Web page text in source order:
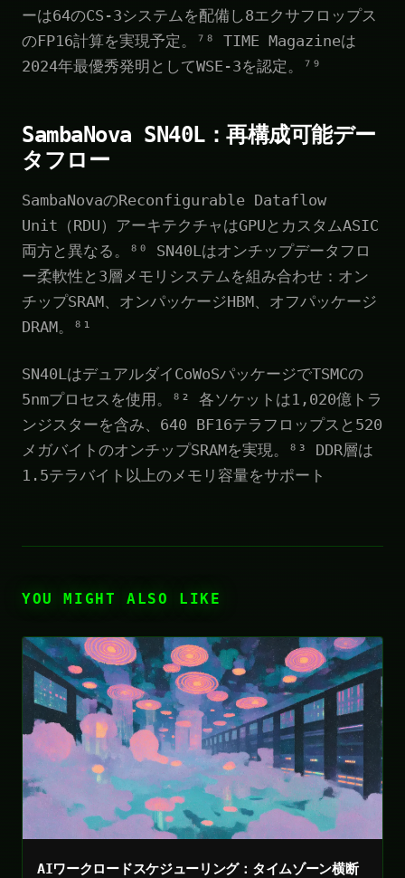
ーは64のCS-3システムを配備し8エクサフロップス
のFP16計算を実現予定。⁷⁸ TIME Magazineは
2024年最優秀発明としてWSE-3を認定。⁷⁹
SambaNova SN40L：再構成可能デー
タフロー
SambaNovaのReconfigurable Dataflow
Unit（RDU）アーキテクチャはGPUとカスタムASIC
両方と異なる。⁸⁰ SN40Lはオンチップデータフロ
ー柔軟性と3層メモリシステムを組み合わせ：オン
チップSRAM、オンパッケージHBM、オフパッケージ
DRAM。⁸¹
SN40LはデュアルダイCoWoSパッケージでTSMCの
5nmプロセスを使用。⁸² 各ソケットは1,020億トラ
ンジスターを含み、640 BF16テラフロップスと520
メガバイトのオンチップSRAMを実現。⁸³ DDR層は
1.5テラバイト以上のメモリ容量をサポート
YOU MIGHT ALSO LIKE
AIワークロードスケジューリング：タイムゾーン横断